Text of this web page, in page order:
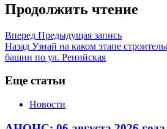
Продолжить чтение
Вперед Предыдущая запись
Назад Узнай на каком этапе
башни по ул. Ренийская
Еще статьи
Новости